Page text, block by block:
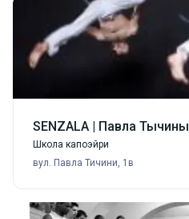
SENZALA | Павла Тычины
Школа капоэйри
вул. Павла Тичини, 1в